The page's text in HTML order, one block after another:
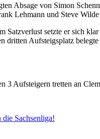
Absage von Simon
Lehmann und Steve
setzte er sich
dritten Aufsteigsplatz
Aufsteigern tretten an
Sachsenliga!